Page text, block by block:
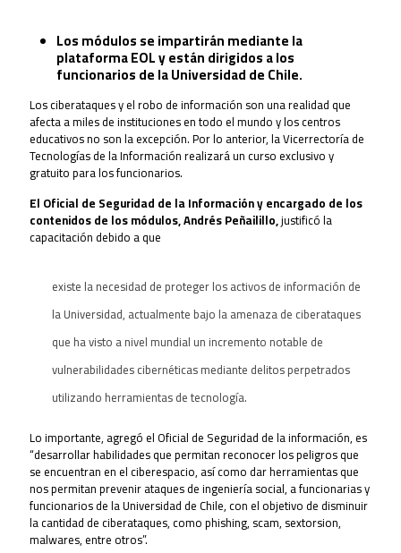
Los módulos se impartirán mediante la
plataforma EOL y están dirigidos a los
funcionarios de la Universidad de Chile.
Los ciberataques y el robo de información son una realidad que
afecta a miles de instituciones en todo el mundo y los centros
educativos no son la excepción. Por lo anterior, la Vicerrectoría de
Tecnologías de la Información realizará un curso exclusivo y
gratuito para los funcionarios.
El Oficial de Seguridad de la Información y encargado de los
contenidos de los módulos, Andrés Peñailillo,justificó la
capacitación debido a que
existe la necesidad de proteger los activos de información de
la Universidad, actualmente bajo la amenaza de ciberataques
que ha visto a nivel mundial un incremento notable de
vulnerabilidades cibernéticas mediante delitos perpetrados
utilizando herramientas de tecnología.
Lo importante, agregó el Oficial de Seguridad de la información, es
“desarrollar habilidades que permitan reconocer los peligros que
se encuentran en el ciberespacio, así como dar herramientas que
nos permitan prevenir ataques de ingeniería social, a funcionarias y
funcionarios de la Universidad de Chile, con el objetivo de disminuir
la cantidad de ciberataques, como phishing, scam, sextorsion,
malwares, entre otros”.